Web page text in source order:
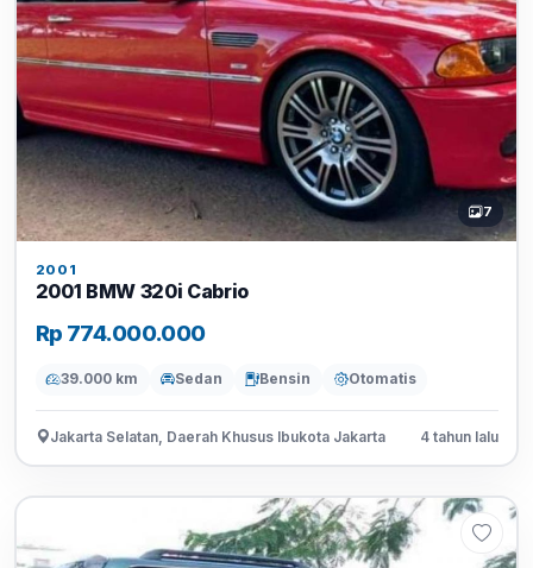
7
2001
2001 BMW 320i Cabrio
Rp 774.000.000
39.000 km Sedan Bensin Otomatis
Jakarta Selatan, Daerah Khusus Ibukota Jakarta 4 tahun lalu